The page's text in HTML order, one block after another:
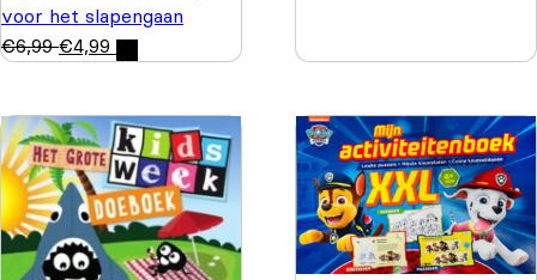
voor het slapengaan
€6,99 €4,99